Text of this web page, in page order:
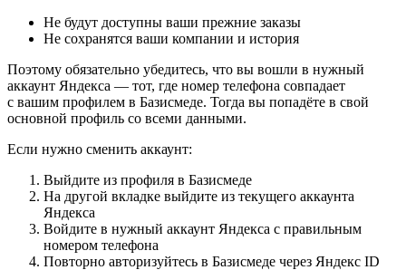
Не будут доступны ваши прежние заказы
Не сохранятся ваши компании и история
Поэтому обязательно убедитесь, что вы вошли в нужный
аккаунт Яндекса — тот, где номер телефона совпадает
с вашим профилем в Базисмеде. Тогда вы попадёте в свой
основной профиль со всеми данными.
Если нужно сменить аккаунт:
Выйдите из профиля в Базисмеде
На другой вкладке выйдите из текущего аккаунта
Яндекса
Войдите в нужный аккаунт Яндекса с правильным
номером телефона
Повторно авторизуйтесь в Базисмеде через Яндекс ID